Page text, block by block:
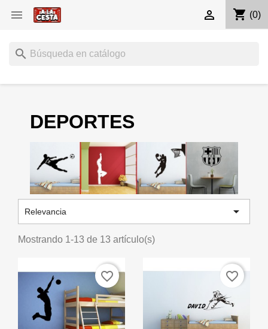
 shopping_cart (0)

search
DEPORTES
Relevancia 
Mostrando 1-13 de 13 artículo(s)
favorite_border favorite_border